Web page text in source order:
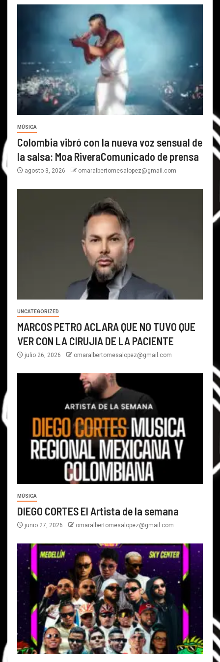
MÚSICA
Colombia vibró con la nueva voz sensual de
la salsa: Moa RiveraComunicado de prensa
agosto 3, 2026 omaralbertomesalopez@gmail.com
UNCATEGORIZED
MARCOS PETRO ACLARA QUE NO TUVO QUE
VER CON LA CIRUJIA DE LA PACIENTE
julio 26, 2026 omaralbertomesalopez@gmail.com
MÚSICA
DIEGO CORTES El Artista de la semana
junio 27, 2026 omaralbertomesalopez@gmail.com